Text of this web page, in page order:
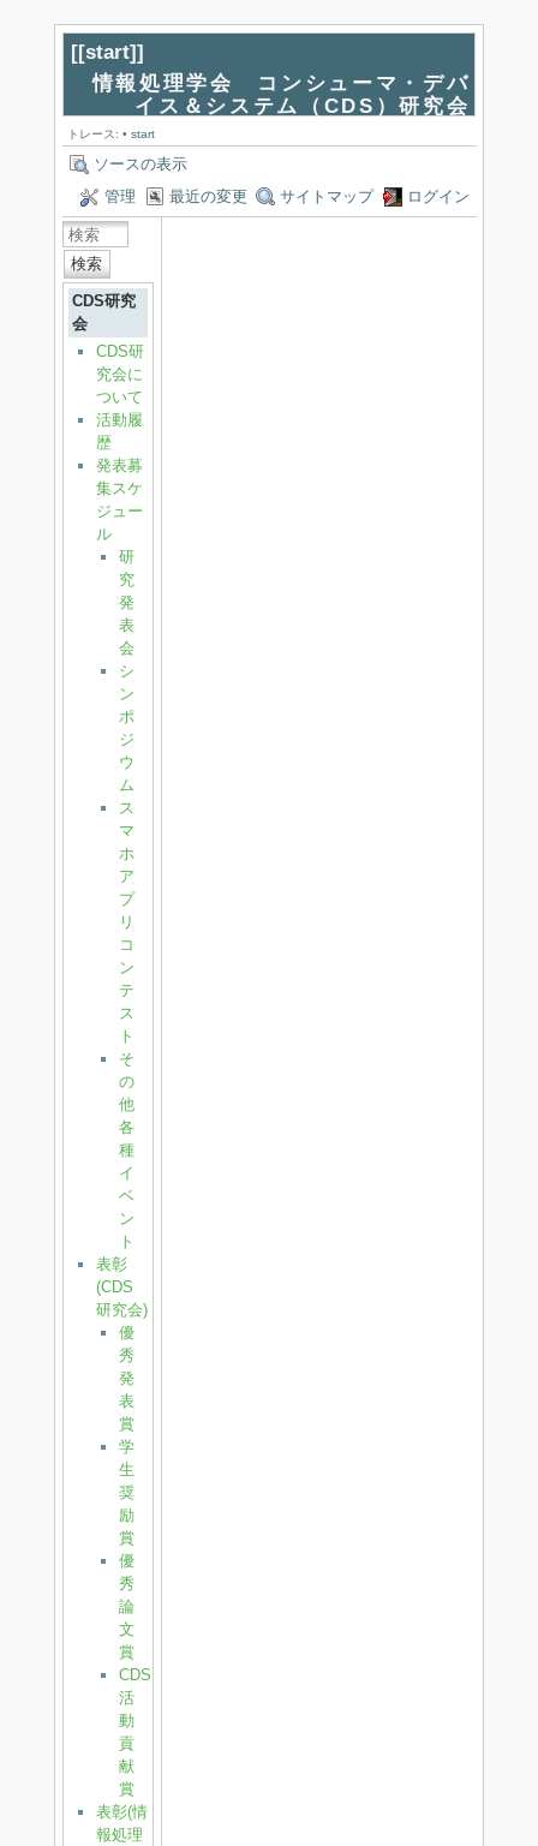
[[start]]
情報処理学会 コンシューマ・デバ
イス＆システム（CDS）研究会
トレース: • start
ソースの表示
管理
最近の変更 サイトマップ ログイン
検索
CDS研究
会
CDS研
究会に
ついて
活動履
歴
発表募
集スケ
ジュー
ル
研
究
発
表
会
シ
ン
ポ
ジ
ウ
ム
ス
マ
ホ
ア
プ
リ
コ
ン
テ
ス
ト
そ
の
他
各
種
イ
ベ
ン
ト
表彰
(CDS
研究会)
優
秀
発
表
賞
学
生
奨
励
賞
優
秀
論
文
賞
CDS
活
動
貢
献
賞
表彰(情
報処理